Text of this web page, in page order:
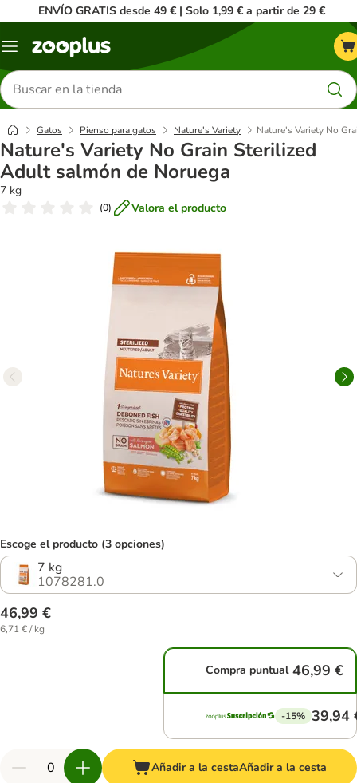
ENVÍO GRATIS desde 49 € | Solo 1,99 € a partir de 29 €
Menú
Buscar
productos
Gatos Pienso para gatos Nature's Variety Nature's Variety No
Nature's Variety No Grain Sterilized
Adult salmón de Noruega
7 kg
(0) Valora el producto
Escoge el producto (3 opciones)
7 kg
1078281.0
46,99 €
6,71 € / kg
Compra puntual 46,99 €
-15% 39,94
Añadir a la cestaAñadir a la cesta